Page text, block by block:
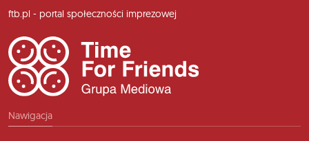
ftb.pl - portal społeczności imprezowej
Nawigacja